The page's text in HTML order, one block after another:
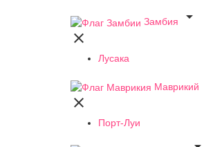
Замбия


Лусака
Маврикий

Порт-Луи